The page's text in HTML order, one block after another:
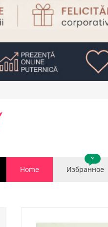
Home Избранное
?